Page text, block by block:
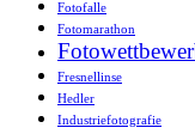
Fotofalle
Fotomarathon
Fresnellinse
Hedler
Industriefotografie